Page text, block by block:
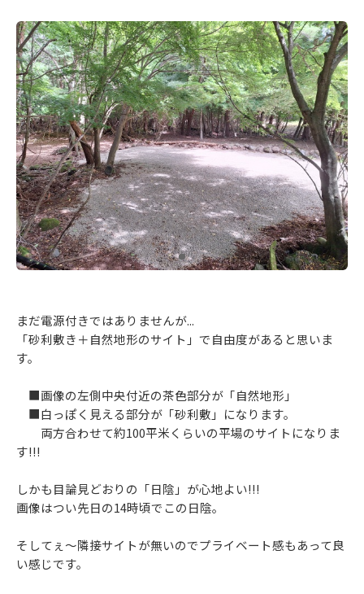
まだ電源付きではありませんが...
「砂利敷き＋自然地形のサイト」で自由度があると思いま
す。
■画像の左側中央付近の茶色部分が「自然地形」
■白っぽく見える部分が「砂利敷」になります。
両方合わせて約100平米くらいの平場のサイトになりま
す!!!
しかも目論見どおりの「日陰」が心地よい!!!
画像はつい先日の14時頃でこの日陰。
そしてぇ～隣接サイトが無いのでプライベート感もあって良
い感じです。